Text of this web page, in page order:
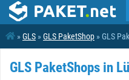
»GLS »GLS PaketShop » GLS
GLS PaketShops in